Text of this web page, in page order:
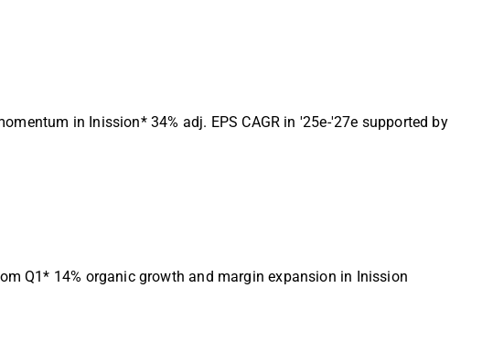
in Inission* 34% adj. EPS CAGR in '25e-'27e supported by
Q1* 14% organic growth and margin expansion in Inission